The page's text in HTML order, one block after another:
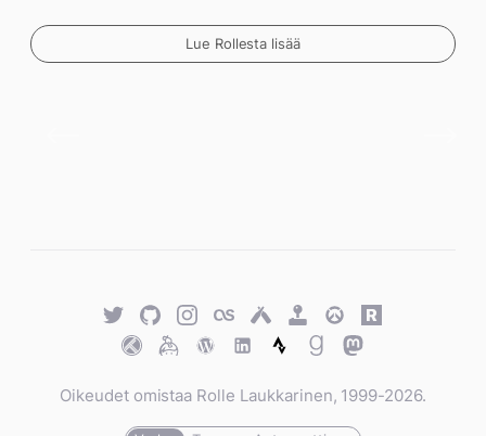
Lue Rollesta lisää
TwitterGitHubTwitterLast.fmUntappd
Retro
Achievements
Overwatch
Rawg.io
TraktKeybaseWordPress
WordPress
StravaGoodreads
Mastodon
Oikeudet omistaa Rolle Laukkarinen, 1999-2026.